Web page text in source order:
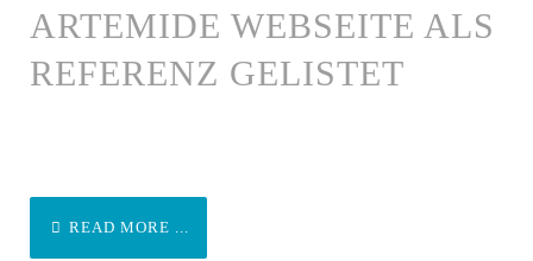
ARTEMIDE WEBSEITE ALS
REFERENZ GELISTET
READ MORE ...